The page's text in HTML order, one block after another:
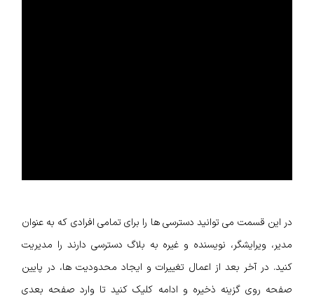
در این قسمت می توانید دسترسی ها را برای تمامی افرادی که به عنوان
مدیر، ویرایشگر، نویسنده و غیره به بلاگ دسترسی دارند را مدیریت
کنید. در آخر بعد از اعمال تغییرات و ایجاد محدودیت ها، در پایین
صفحه روی گزینه ذخیره و ادامه کلیک کنید تا وارد صفحه بعدی